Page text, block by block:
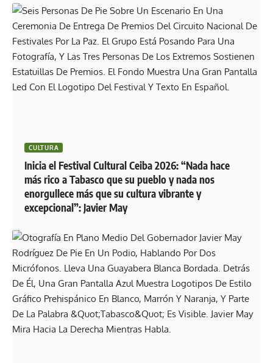
CULTURA
Inicia el Festival Cultural Ceiba 2026: “Nada hace
más rico a Tabasco que su pueblo y nada nos
enorgullece más que su cultura vibrante y
excepcional”: Javier May